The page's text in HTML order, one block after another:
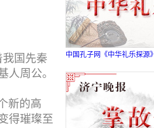
国先秦
人周公。
新的高
得璀璨至
中国孔子网《中华礼乐探源》